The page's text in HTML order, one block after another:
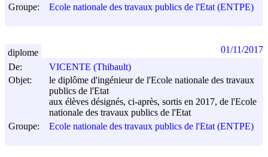
Groupe:
Ecole nationale des travaux publics de l'Etat (ENTPE)
De:
VICENTE (Thibault)
Objet:
le diplôme d'ingénieur de l'Ecole nationale des travaux
publics de l'Etat
aux élèves désignés, ci-après, sortis en 2017, de l'Ecole
nationale des travaux publics de l'Etat
Groupe:
Ecole nationale des travaux publics de l'Etat (ENTPE)
diplome 01/11/2017